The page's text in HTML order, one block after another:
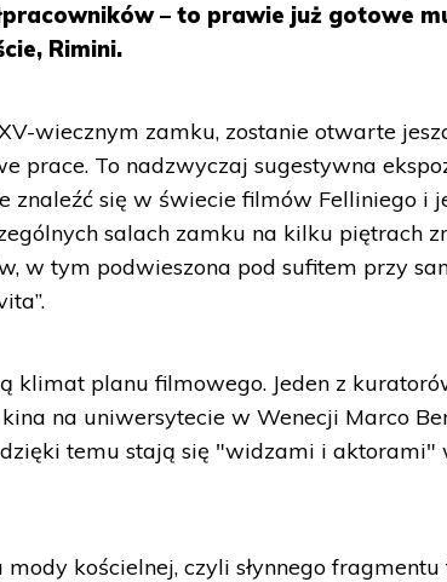
– to prawie już gotowe
Rimini.
wiecznym zamku, zostanie otwarte
prace. To nadzwyczaj sugestywna
znaleźć się w świecie filmów Felliniego i
salach zamku na kilku piętrach
w tym podwieszona pod sufitem przy
klimat planu filmowego. Jeden z
na uniwersytecie w Wenecji Marco
temu stają się "widzami i aktorami"
kościelnej, czyli słynnego fragmentu